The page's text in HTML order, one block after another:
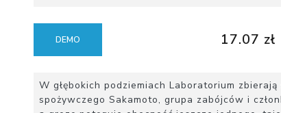
DEMO 17.07 zł
W głębokich podziemiach Laboratorium
spożywczego Sakamoto, grupa zabójców i